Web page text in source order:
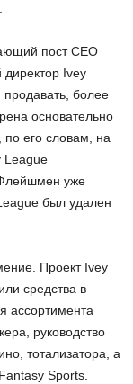
пост СЕО
Ivey
продавать, более
основательно
его словам, на
League
уже
был удален
Проект Ivey
средства в
ассортимента
руководство
тотализатора, а
Sports.